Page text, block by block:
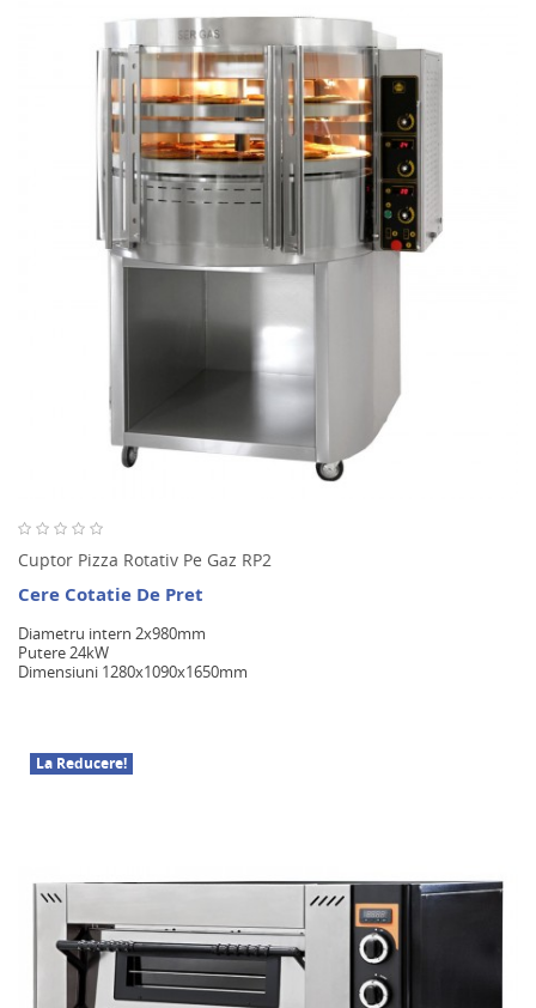
Cuptor Pizza Rotativ Pe Gaz RP2
Cere Cotatie De Pret
Diametru intern 2x980mm
Putere 24kW
Dimensiuni 1280x1090x1650mm
La Reducere!